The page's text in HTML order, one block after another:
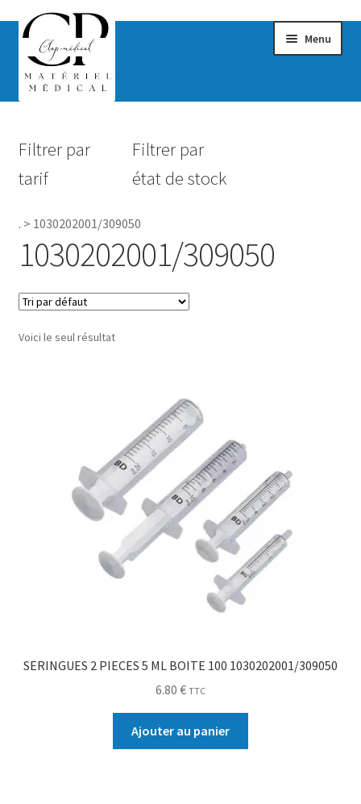
Menu
Hygiène
Rééducation
Accessoires Salle de bain
Filtrer par
tarif
Filtrer par
état de stock
. > 1030202001/309050
1030202001/309050
Voici le seul résultat
SERINGUES 2 PIECES 5 ML BOITE 100 1030202001/309050
6.80 € TTC
Ajouter au panier